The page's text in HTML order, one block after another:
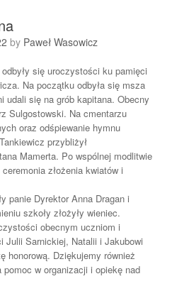
by Paweł Wasowicz
się uroczystości ku pamięci
Na początku odbyła się msza
udali się na grób kapitana. Obecny
Sulgostowski. Na cmentarzu
oraz odśpiewanie hymnu
przybliżył
Mamerta. Po wspólnej modlitwie
złożenia kwiatów i
panie Dyrektor Anna Dragan i
szkoły złożyły wieniec.
obecnym uczniom i
Julii Sarnickiej, Natalii i Jakubowi
honorową. Dziękujemy również
w organizacji i opiekę nad